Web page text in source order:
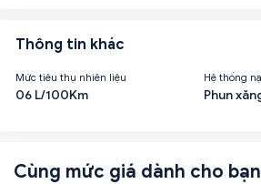
Thông tin khác
Mức tiêu thụ nhiên liệu
06 L/100Km
Hệ thống
Phun
Cùng mức giá dành cho bạn